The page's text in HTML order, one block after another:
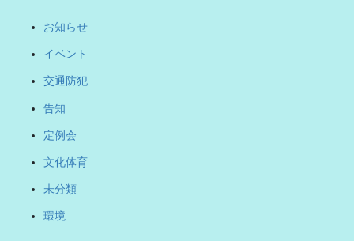
お知らせ
イベント
交通防犯
告知
定例会
文化体育
未分類
環境